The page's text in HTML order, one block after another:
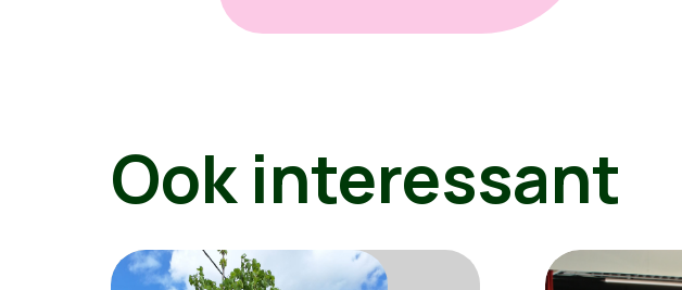
Ook interessant